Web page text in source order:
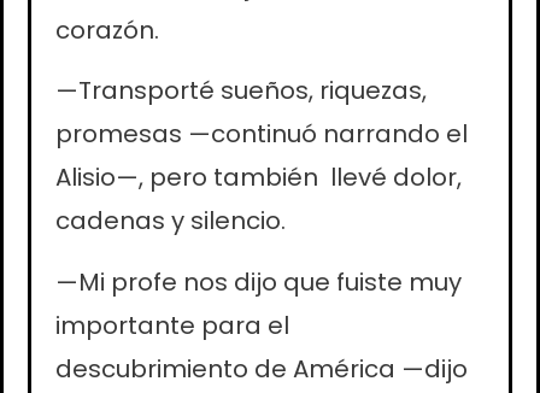
corazón.
—Transporté sueños, riquezas,
promesas —continuó narrando el
Alisio—, pero también llevé dolor,
cadenas y silencio.
—Mi profe nos dijo que fuiste muy
importante para el
descubrimiento de América —dijo